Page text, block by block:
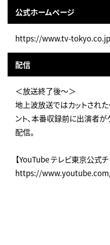
公式ホームページ
https://www.tv-
配信
＜放送終了後～＞
地上波放送ではカットされ
ント、本番収録前に出演者
配信。
【YouTube テレビ東京公式チ
https://